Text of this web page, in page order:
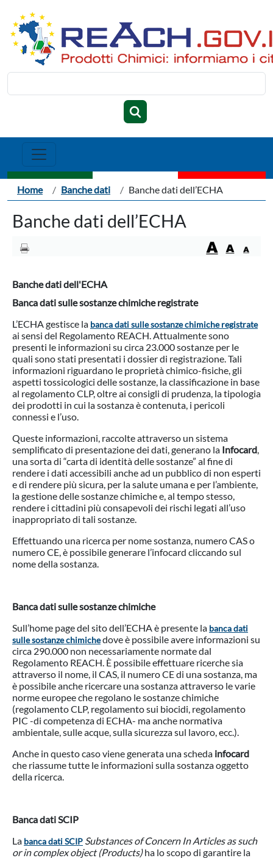
Briciole di pane
Home Banche dati Banche dati dell’ECHA
Banche dati dell’ECHA
Banche dati dell'ECHA
Banca dati sulle sostanze chimiche registrate
L’ECHA gestisce la banca dati sulle sostanze chimiche registrate
ai sensi del Regolamento REACH. Attualmente sono
presenti le informazioni su circa 23.000 sostanze per le
quali sono stati presentati i dossier di registrazione. Tali
informazioni riguardano le proprietà chimico-fisiche, gli
aspetti tossicologici delle sostanze, la classificazione in base
al regolamento CLP, oltre ai consigli di prudenza, la tipologia
dei prodotti in cui la sostanza è contenuta, i pericoli
connessi e l’uso.
Queste informazioni, raccolte attraverso un sistema
semplificato di presentazione dei dati, generano la Infocard,
una sorta di “carta di identità delle sostanze” al fine di
rendere i dati accessibili anche ad un pubblico di non esperti
e di rendere più sicura, per la salute umana e per l’ambiente,
la gestione delle sostanze chimiche e, al tempo stesso,
rendere i cittadini più consapevoli dei rischi legati all’uso
inappropriato di tali sostanze.
Effettuando una ricerca per nome sostanza, numero CAS o
numero CE, è possibile generare l’infocard cliccando sul
nome della sostanza.
Banca dati sulle sostanze chimiche
Sull’home page del sito dell’ECHA è presente la banca dati
sulle sostanze chimichedove è possibile avere informazioni su
circa 290.000 non necessariamente normate dal
Regolamento REACH. È possibile effettuare ricerche sia
attraverso il nome, il CAS, il numero CE di una sostanza, ma
è possibile anche ricercare una sostanza attraverso le varie
norme europee che regolano le sostanze chimiche
(regolamento CLP, regolamento sui biocidi, regolamento
PIC -di competenza di ECHA- ma anche normativa
ambientale, sulle acque, sulla sicurezza sul lavoro, ecc.).
Anche in questo caso viene generata una scheda infocard
che riassume tutte le informazioni sulla sostanza oggetto
della ricerca.
Banca dati SCIP
La banca dati SCIP Substances of Concern In Articles as such
or in complex object (Products)ha lo scopo di garantire la